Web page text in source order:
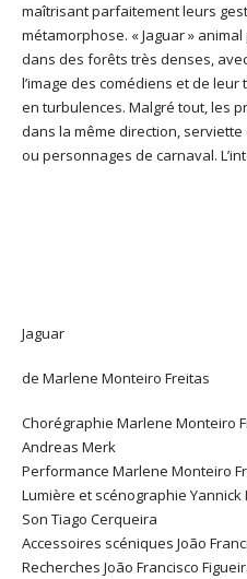
maîtrisant parfaitement leurs
métamorphose. « Jaguar »
dans des forêts très denses,
l’image des comédiens et de
en turbulences. Malgré tout, les
dans la même direction,
ou personnages de carnaval.
Jaguar
de Marlene Monteiro Freitas
Chorégraphie Marlene Monteiro
Andreas Merk
Performance Marlene Monteiro
Lumière et scénographie Yannick
Son Tiago Cerqueira
Accessoires scéniques João
Recherches João Francisco